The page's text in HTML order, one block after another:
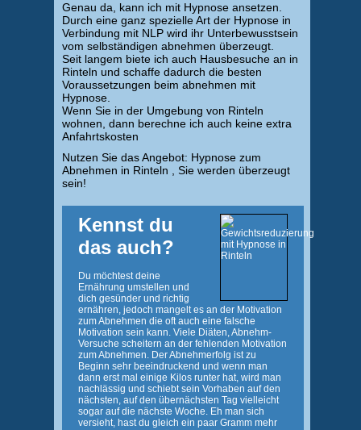
Genau da, kann ich mit Hypnose ansetzen.
Durch eine ganz spezielle Art der Hypnose in
Verbindung mit NLP wird ihr Unterbewusstsein
vom selbständigen abnehmen überzeugt.
Seit langem biete ich auch Hausbesuche an in
Rinteln und schaffe dadurch die besten
Voraussetzungen beim abnehmen mit
Hypnose.
Wenn Sie in der Umgebung von Rinteln
wohnen, dann berechne ich auch keine extra
Anfahrtskosten
Nutzen Sie das Angebot: Hypnose zum
Abnehmen in Rinteln , Sie werden überzeugt
sein!
Kennst du
das auch?
Du möchtest deine
Ernährung umstellen und
dich gesünder und richtig
ernähren, jedoch mangelt es an der Motivation
zum Abnehmen die oft auch eine falsche
Motivation sein kann. Viele Diäten, Abnehm-
Versuche scheitern an der fehlenden Motivation
zum Abnehmen. Der Abnehmerfolg ist zu
Beginn sehr beeindruckend und wenn man
dann erst mal einige Kilos runter hat, wird man
nachlässig und schiebt sein Vorhaben auf den
nächsten, auf den übernächsten Tag vielleicht
sogar auf die nächste Woche. Eh man sich
versieht, hast du gleich ein paar Gramm mehr